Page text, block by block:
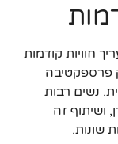
חוויות קודמות
פרספקטיבה
נשים רבות
ושיתוף זה
שונות.